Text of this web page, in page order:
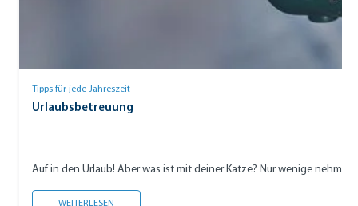
Tipps für jede Jahreszeit
Urlaubsbetreuung
Auf in den Urlaub! Aber was ist mit deiner Katze? Nur wenige
WEITERLESEN